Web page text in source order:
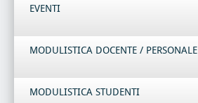
EVENTI
MODULISTICA DOCENTE / PERSONALE
MODULISTICA STUDENTI